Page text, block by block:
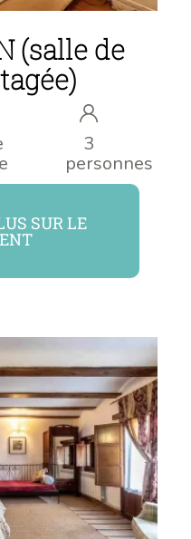
(salle de
3
personnes
SUR LE